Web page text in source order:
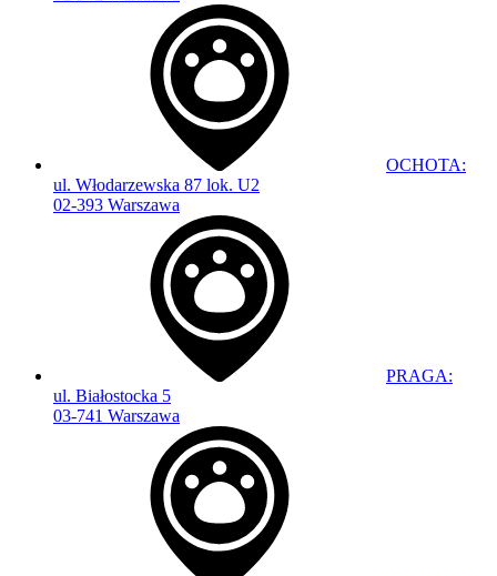
OCHOTA:
ul. Włodarzewska 87 lok. U2
02-393 Warszawa
PRAGA:
ul. Białostocka 5
03-741 Warszawa